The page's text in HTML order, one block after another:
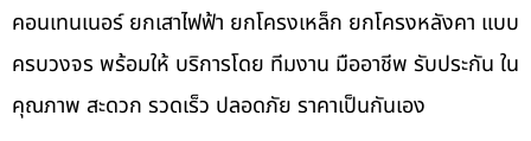
คอนเทนเนอร์ ยกเสาไฟฟ้า ยกโครงเหล็ก ยกโครงหลังคา แบบ
ครบวงจร พร้อมให้ บริการโดย ทีมงาน มืออาชีพ รับประกัน ใน
คุณภาพ สะดวก รวดเร็ว ปลอดภัย ราคาเป็นกันเอง